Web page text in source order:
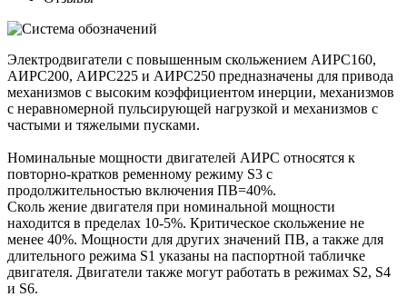
Электродвигатели с повышенным скольжением АИРС160,
АИРС200, АИРС225 и АИРС250 предназначены для привода
механизмов с высоким коэффициентом инерции, механизмов
с неравномерной пульсирующей нагрузкой и механизмов с
частыми и тяжелыми пусками.
Номинальные мощности двигателей АИРС относятся к
повторно-кратков ременному режиму S3 с
продолжительностью включения ПВ=40%.
Сколь жение двигателя при номинальной мощности
находится в пределах 10-5%. Критическое скольжение не
менее 40%. Мощности для других значений ПВ, а также для
длительного режима S1 указаны на паспортной табличке
двигателя. Двигатели также могут работать в режимах S2, S4
и S6.